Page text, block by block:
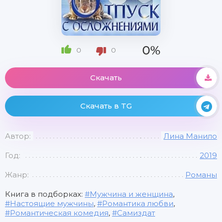
0 0 0%
Скачать
Скачать в TG
Автор: Лина Манило
Год: 2019
Жанр: Романы
Книга в подборках: Мужчина и женщина,
Настоящие мужчины, Романтика любви,
Романтическая комедия, Самиздат